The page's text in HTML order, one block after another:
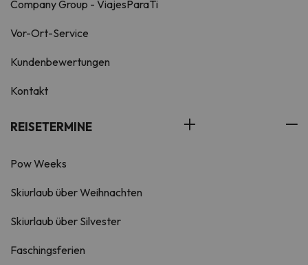
Company Group - ViajesParaTi
Vor-Ort-Service
Kundenbewertungen
Kontakt
REISETERMINE
Pow Weeks
Skiurlaub über Weihnachten
Skiurlaub über Silvester
Faschingsferien